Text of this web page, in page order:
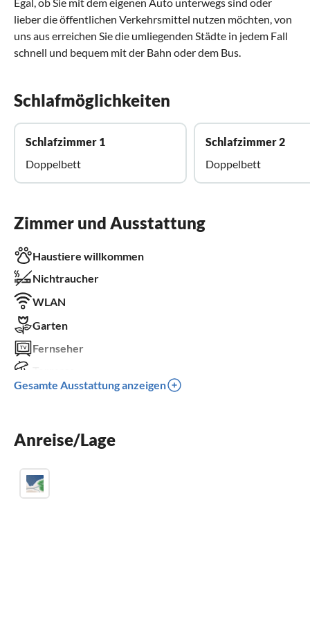
lieber die öffentlichen Verkehrsmittel nutzen möchten, von
uns aus erreichen Sie die umliegenden Städte in jedem Fall
schnell und bequem mit der Bahn oder dem Bus.
Schlafmöglichkeiten
Schlafzimmer 1
Doppelbett
Schlafzimmer 2
Doppelbett
Zimmer und Ausstattung
Haustiere willkommen
Nichtraucher
WLAN
Garten
Fernseher
Spülmaschine
Parkplatz
Gesamte Ausstattung anzeigen
Anreise/Lage